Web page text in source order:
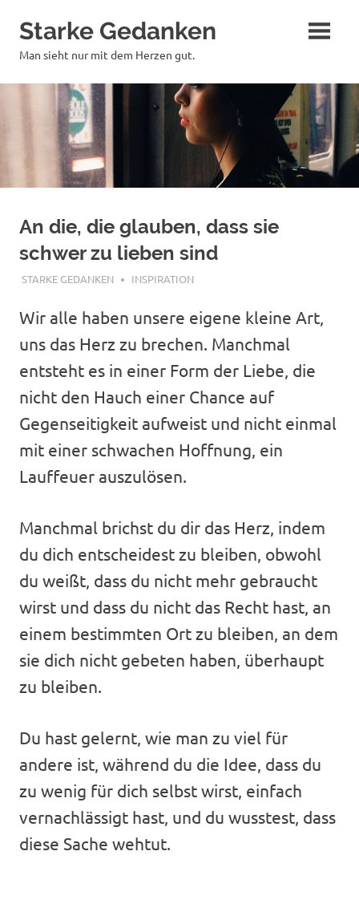
Inhalt
springen
Starke Gedanken
Man sieht nur mit dem Herzen gut.
An die, die glauben, dass sie
schwer zu lieben sind
DEZEMBER 16, 2019
STARKE GEDANKEN INSPIRATION
Wir alle haben unsere eigene kleine Art,
uns das Herz zu brechen. Manchmal
entsteht es in einer Form der Liebe, die
nicht den Hauch einer Chance auf
Gegenseitigkeit aufweist und nicht einmal
mit einer schwachen Hoffnung, ein
Lauffeuer auszulösen.
Manchmal brichst du dir das Herz, indem
du dich entscheidest zu bleiben, obwohl
du weißt, dass du nicht mehr gebraucht
wirst und dass du nicht das Recht hast, an
einem bestimmten Ort zu bleiben, an dem
sie dich nicht gebeten haben, überhaupt
zu bleiben.
Du hast gelernt, wie man zu viel für
andere ist, während du die Idee, dass du
zu wenig für dich selbst wirst, einfach
vernachlässigt hast, und du wusstest, dass
diese Sache wehtut.